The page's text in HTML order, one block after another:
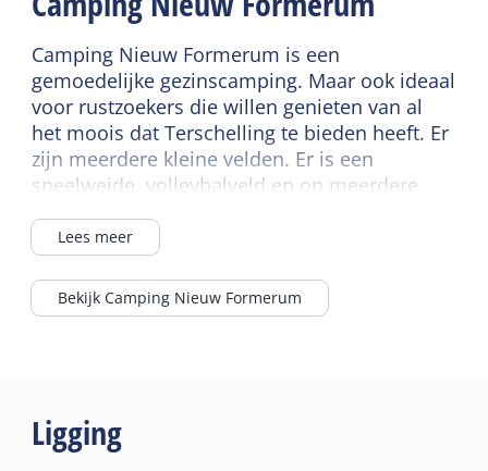
Camping Nieuw Formerum is een
gemoedelijke gezinscamping. Maar ook ideaal
voor rustzoekers die willen genieten van al
het moois dat Terschelling te bieden heeft. Er
zijn meerdere kleine velden. Er is een
speelweide, volleybalveld en op meerdere
ruimte voor mindervalide. Net buiten de
camping is het Bostheater, waar regelmatig
optredens zijn.
Lees meer
Bekijk Camping Nieuw Formerum
Ligging